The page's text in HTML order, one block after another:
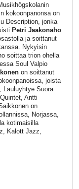
kokoonpanonsa on
Description, jonka
Petri Jaakonaho
ja soittanut
Nykyisin
soittaa trion ohella
Soul Valpio
on soittanut
joista
Lauluyhtye Suora
Antti
on
Norjassa,
kotimaisilla
Kalott Jazz,